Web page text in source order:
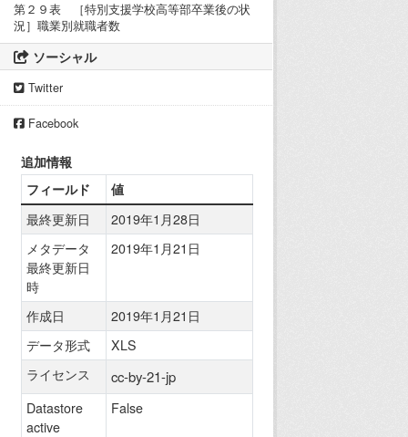
第２９表 ［特別支援学校高等部卒業後の状
況］職業別就職者数
ソーシャル
Twitter
Facebook
追加情報
フィールド
値
最終更新日
2019年1月28日
メタデータ
最終更新日
時
2019年1月21日
作成日
2019年1月21日
データ形式
XLS
ライセンス
cc-by-21-jp
Datastore
active
False